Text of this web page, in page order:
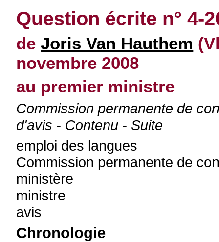
Question écrite n° 4-
deJoris Van Hauthem
novembre 2008
au premier ministre
Commission permanente de
d'avis - Contenu - Suite
emploi des langues
Commission permanente de
ministère
ministre
avis
Chronologie